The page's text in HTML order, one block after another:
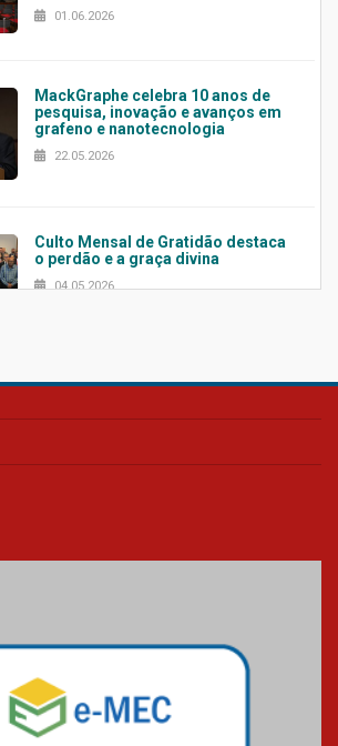
01.06.2026
MackGraphe celebra 10 anos de
pesquisa, inovação e avanços em
grafeno e nanotecnologia
22.05.2026
Culto Mensal de Gratidão destaca
o perdão e a graça divina
04.05.2026
Confira como foi o culto mensal
Mackenzie mobiliza campanha
solidária para apoiar famílias em
Minas Gerais